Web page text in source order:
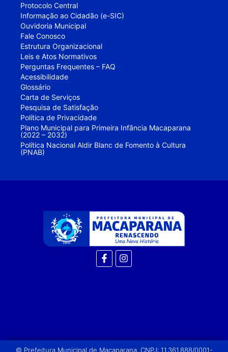
Protocolo Central
Informação ao Cidadão (e-SIC)
Ouvidoria Municipal
Fale Conosco
Estrutura Organizacional
Leis e Atos Normativos
Perguntas Frequentes – FAQ
Acessibilidade
Glossário
Carta de Serviços
Pesquisa de Satisfação
Política de Privacidade
Plano Municipal para Primeira Infância Macaparana
(2022 – 2032)
Política Nacional Aldir Blanc de Fomento à Cultura
(PNAB)
© Prefeitura Municipal de Macaparana. CNPJ: 11.361.888/0001-